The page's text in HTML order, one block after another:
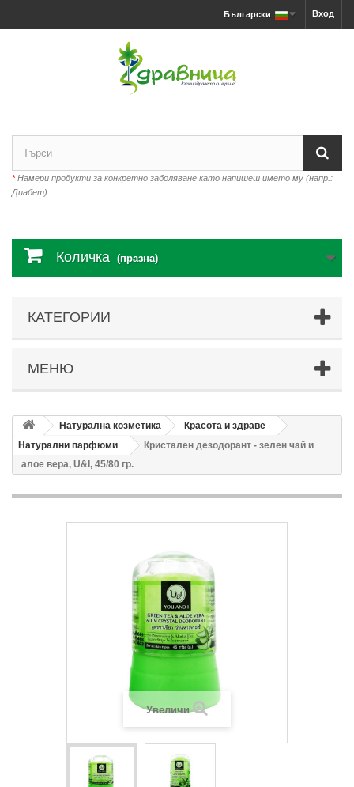
Вход
Български
*Намери продукти за конкретно заболяване като напишеш името му (напр.:
Диабет)
Количка (празна)
КАТЕГОРИИ
МЕНЮ
Натурална козметика
Красота и здраве
Натурални парфюми
Кристален дезодорант - зелен чай и
алое вера, U&I, 45/80 гр.
Увеличи